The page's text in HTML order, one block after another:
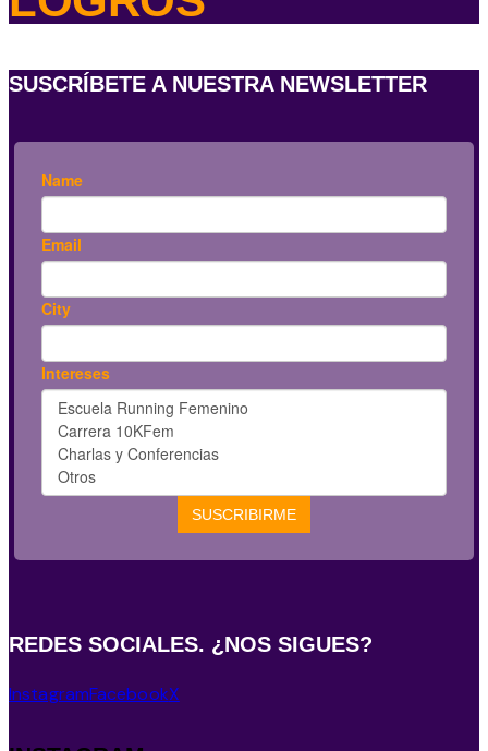
SUSCRÍBETE A NUESTRA NEWSLETTER
REDES SOCIALES. ¿NOS SIGUES?
InstagramFacebookX